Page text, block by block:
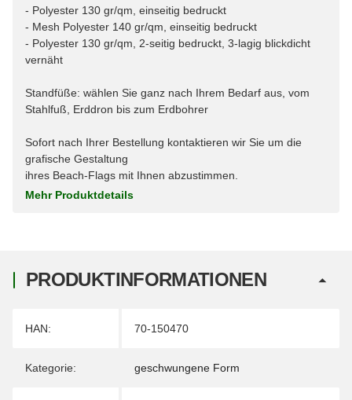
- Polyester 130 gr/qm, einseitig bedruckt
- Mesh Polyester 140 gr/qm, einseitig bedruckt
- Polyester 130 gr/qm, 2-seitig bedruckt, 3-lagig blickdicht
vernäht
Standfüße: wählen Sie ganz nach Ihrem Bedarf aus, vom
Stahlfuß, Erddron bis zum Erdbohrer
Sofort nach Ihrer Bestellung kontaktieren wir Sie um die
grafische Gestaltung
ihres Beach-Flags mit Ihnen abzustimmen.
Mehr Produktdetails
PRODUKTINFORMATIONEN
Produkteigenschaft
Wert
HAN: 70-150470
Kategorie: geschwungene Form